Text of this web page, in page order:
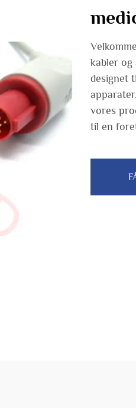
kabler og
designet
vores
til en